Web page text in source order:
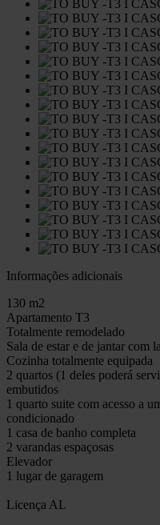
Informações adicionais
130 m2
Apartamento T3
Totalmente remodelado
Sala de estar e de jantar com
Cozinha totalmente equipada
2 quartos (1 deles poderá
embutidos
1 quarto suite com acesso a
condicionado
1 casa de banho completa
2 varandas espaçosas
Elevador
1 lugar de garagem
Licença AL